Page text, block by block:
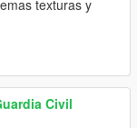
texturas y
Civil